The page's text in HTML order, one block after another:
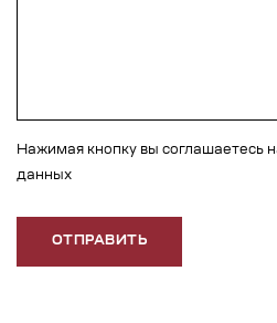
Нажимая кнопку вы соглашаетесь
данных
ОТПРАВИТЬ